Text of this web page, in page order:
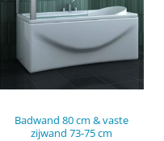
Badwand 80 cm & vaste
zijwand 73-75 cm